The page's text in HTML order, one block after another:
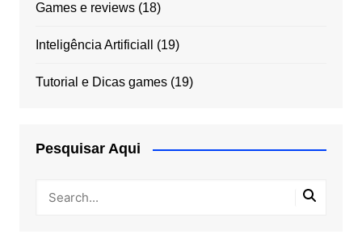
Games e reviews(18)
Inteligência Artificiall (19)
Tutorial e Dicas games(19)
Pesquisar Aqui